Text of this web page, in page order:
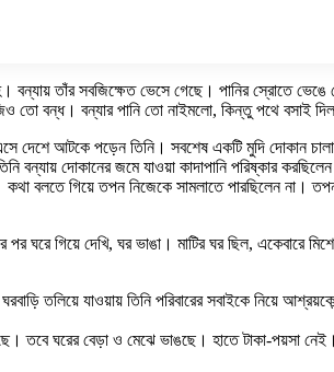
বন্যায় তাঁর সবজিক্ষেত ভেসে গেছে। পানির স্রোতে
তো বন্ধ। বন্যার পানি তো নাইমলো, কিন্তু পথে বসাই
দেশে আটকে পড়েন তিনি। সবশেষ একটি মুদি দোকান
দোকানের জমে যাওয়া কাদাপানি পরিষ্কার
বলতে গিয়ে তপন নিজেকে সামলাতে পারছিলেন না।
ঘরে গিয়ে দেখি, ঘর ভাঙা। মাটির ঘর ছিল, একেবারে
তলিয়ে যাওয়ায় তিনি পরিবারের সবাইকে নিয়ে
তবে ঘরের বেড়া ও মেঝে ভাঙছে। হাতে টাকা-পয়সা